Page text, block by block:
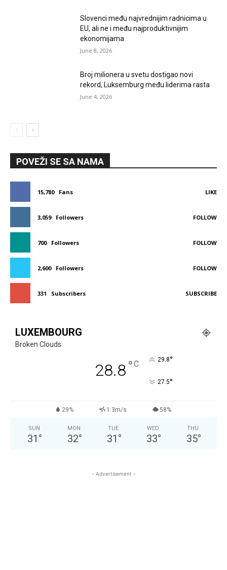
Slovenci među najvrednijim radnicima u
EU, ali ne i među najproduktivnijim
ekonomijama
June 8, 2026
Broj milionera u svetu dostigao novi
rekord, Luksemburg među liderima rasta
June 4, 2026
POVEŽI SE SA NAMA
15,780 Fans LIKE
3,059 Followers FOLLOW
700 Followers FOLLOW
2,600 Followers FOLLOW
331 Subscribers SUBSCRIBE
LUXEMBOURG
Broken Clouds
28.8°C 29.8°
27.5°
29% 1.3m/s 58%
SUN
31 °
MON
32°
TUE
31 °
WED
33°
THU
35°
- Advertisement -